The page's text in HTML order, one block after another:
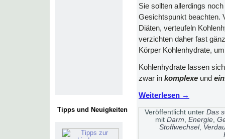
Tipps und Neuigkeiten
Sie sollten allerdings
Gesichtspunkt beachten.
Diäten, verteufeln
verzichten daher fast
Körper Kohlenhydrate,
Kohlenhydrate lassen
zwar in komplexe und
Weiterlesen →
Veröffentlicht unter Das
mit Darm, Energie,
Stoffwechsel,